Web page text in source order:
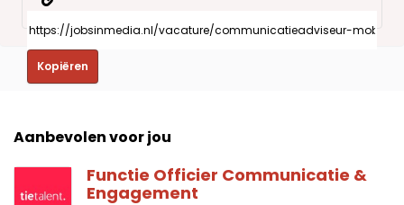
Kopiëren
Aanbevolen voor jou
Functie Officier Communicatie &
Engagement